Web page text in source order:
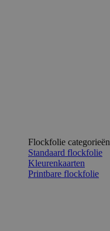
Flockfolie categorieën
Standaard flockfolie
Kleurenkaarten
Printbare flockfolie